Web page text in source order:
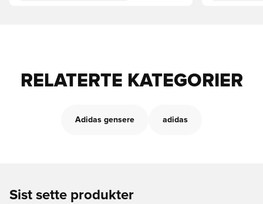
RELATERTE KATEGORIER
Adidas gensere adidas
Sist sette produkter